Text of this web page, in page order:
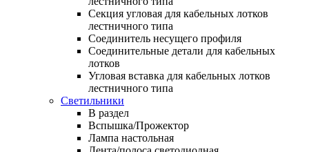
Секция угловая для кабельных лотков
лестничного типа
Соединитель несущего профиля
Соединительные детали для кабельных
лотков
Угловая вставка для кабельных лотков
лестничного типа
Светильники
В раздел
Вспышка/Прожектор
Лампа настольная